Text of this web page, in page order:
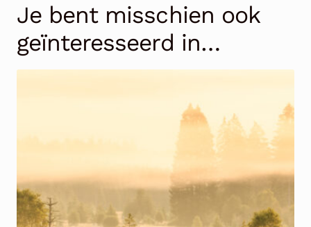
Je bent misschien ook
geïnteresseerd in…